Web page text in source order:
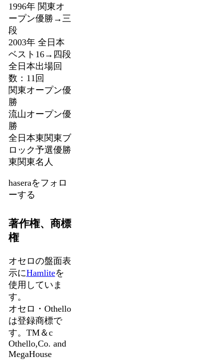
1996年 関東オ
ープン優勝→三
段
2003年 全日本
ベスト16→四段
全日本出場回
数：11回
関東オープン優
勝
流山オープン優
勝
全日本東関東ブ
ロック予選優勝
東関東名人
haseraをフォロ
ーする
著作権、商標
権
オセロの盤面表
示にHamliteを
使用していま
す。
オセロ・Othello
は登録商標で
す。TM＆c
Othello,Co. and
MegaHouse